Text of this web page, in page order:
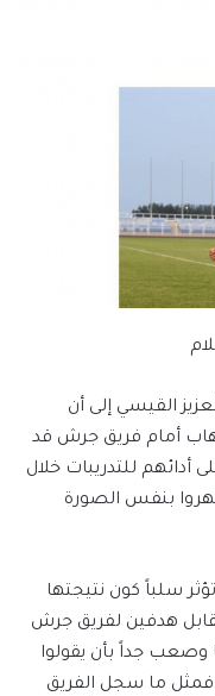
القيسي إلى أن
أمام فريق جرش قد
للتدريبات خلال
بنفس الصورة
سلباً كون نتيجتها
هدفين لفريق جرش
وصعب جداً بأن يقولوا
فمثل ما سجل الفريق